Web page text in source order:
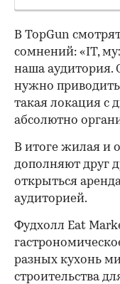
В TopGun
сомнений: «IT,
наша
нужно
такая локация с
абсолютно
В итоге жилая и
дополняют друг
открыться
аудиторией.
Фудхолл Eat
разных кухонь
строительства